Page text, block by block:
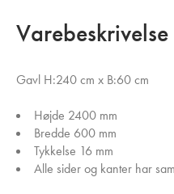
Varebeskrivelse
Gavl H:240 cm x B:60 cm
Højde 2400 mm
Bredde 600 mm
Tykkelse 16 mm
Alle sider og kanter har